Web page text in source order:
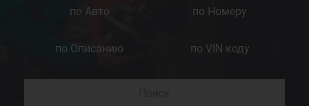
по Авто по Номеру
по Описанию по VIN коду